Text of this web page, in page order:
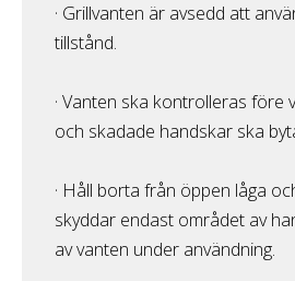
· Grillvanten är avsedd att
tillstånd.
· Vanten ska kontrolleras före
och skadade handskar ska
· Håll borta från öppen låga
skyddar endast området av
av vanten under användning.